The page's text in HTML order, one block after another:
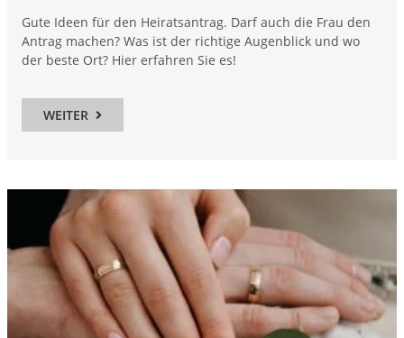
Gute Ideen für den Heiratsantrag. Darf auch die Frau den
Antrag machen? Was ist der richtige Augenblick und wo
der beste Ort? Hier erfahren Sie es!
WEITER